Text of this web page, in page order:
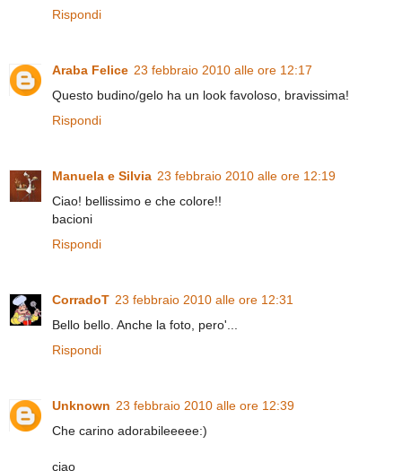
Rispondi
Araba Felice 23 febbraio 2010 alle ore 12:17
Questo budino/gelo ha un look favoloso, bravissima!
Rispondi
Manuela e Silvia 23 febbraio 2010 alle ore 12:19
Ciao! bellissimo e che colore!!
bacioni
Rispondi
CorradoT 23 febbraio 2010 alle ore 12:31
Bello bello. Anche la foto, pero'...
Rispondi
Unknown 23 febbraio 2010 alle ore 12:39
Che carino adorabileeeee:)
ciao